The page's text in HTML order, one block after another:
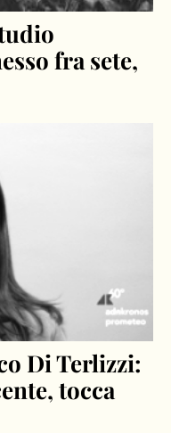
fra sete,
Di Terlizzi:
tocca